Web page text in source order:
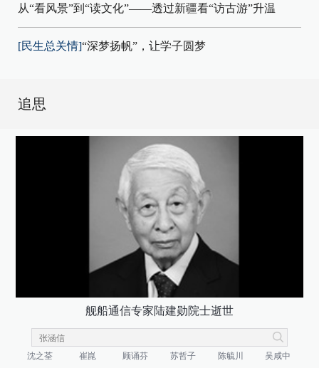
从“看风景”到“读文化”——透过新疆看“访古游”升温
[民生总关情]“深梦扬帆”，让学子圆梦
追思
舰船通信专家陆建勋院士逝世
沈之荃 崔崑 顾诵芬 苏哲子 陈毓川
吴咸中